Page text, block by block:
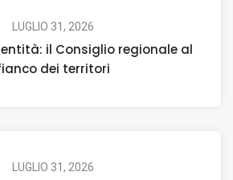
LUGLIO 31, 2026
il Consiglio regionale al
dei territori
LUGLIO 31, 2026